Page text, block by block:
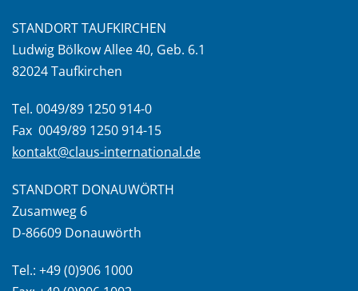
STANDORT TAUFKIRCHEN
Ludwig Bölkow Allee 40, Geb. 6.1
82024 Taufkirchen
Tel. 0049/89 1250 914-0
Fax 0049/89 1250 914-15
kontakt@claus-international.de
STANDORT DONAUWÖRTH
Zusamweg 6
D-86609 Donauwörth
Tel.: +49 (0)906 1000